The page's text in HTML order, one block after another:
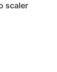
scaler